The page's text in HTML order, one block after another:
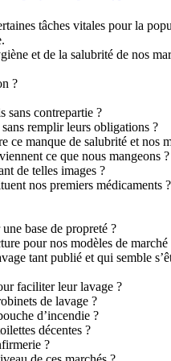
tâches vitales pour la
et de la salubrité de nos
?
sans contrepartie ?
remplir leurs obligations ?
ce manque de salubrité et nos
ce que nous mangeons ?
de telles images ?
nos premiers médicaments ?
base de propreté ?
pour nos modèles de marché
tant publié et qui semble
faciliter leur lavage ?
de lavage ?
d’incendie ?
décentes ?
?